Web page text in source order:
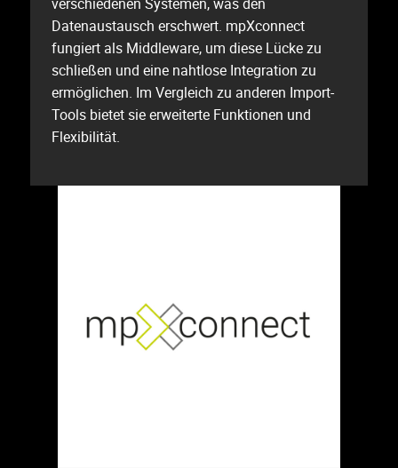
Datenaustausch erschwert. mpXconnect
fungiert als Middleware, um diese Lücke zu
schließen und eine nahtlose Integration zu
ermöglichen. Im Vergleich zu anderen Import-
Tools bietet sie erweiterte Funktionen und
Flexibilität.